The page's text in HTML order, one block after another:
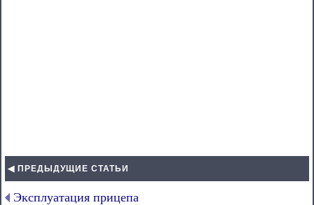
◀ ПРЕДЫДУЩИЕ СТАТЬИ
Эксплуатация прицепа